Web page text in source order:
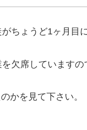
ちょうど1ヶ月目
欠席していますの
かを見て下さい。